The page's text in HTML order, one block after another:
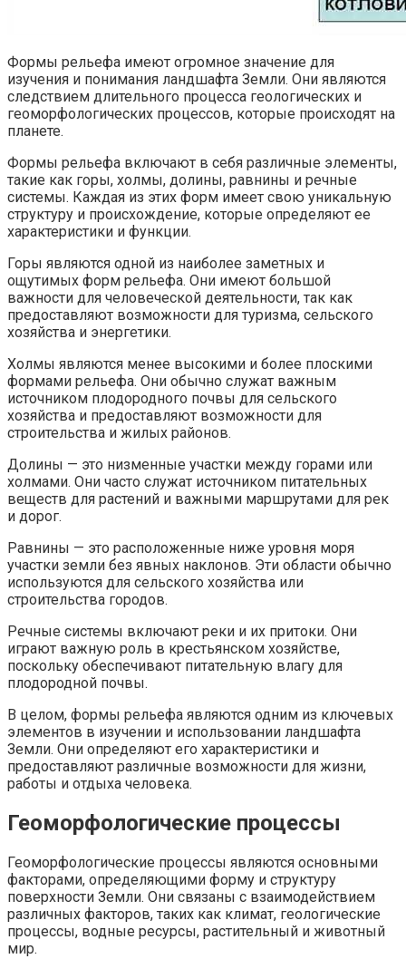
Формы рельефа имеют огромное значение для
изучения и понимания ландшафта Земли. Они являются
следствием длительного процесса геологических и
геоморфологических процессов, которые происходят на
планете.
Формы рельефа включают в себя различные элементы,
такие как горы, холмы, долины, равнины и речные
системы. Каждая из этих форм имеет свою уникальную
структуру и происхождение, которые определяют ее
характеристики и функции.
Горы являются одной из наиболее заметных и
ощутимых форм рельефа. Они имеют большой
важности для человеческой деятельности, так как
предоставляют возможности для туризма, сельского
хозяйства и энергетики.
Холмы являются менее высокими и более плоскими
формами рельефа. Они обычно служат важным
источником плодородного почвы для сельского
хозяйства и предоставляют возможности для
строительства и жилых районов.
Долины — это низменные участки между горами или
холмами. Они часто служат источником питательных
веществ для растений и важными маршрутами для рек
и дорог.
Равнины — это расположенные ниже уровня моря
участки земли без явных наклонов. Эти области обычно
используются для сельского хозяйства или
строительства городов.
Речные системы включают реки и их притоки. Они
играют важную роль в крестьянском хозяйстве,
поскольку обеспечивают питательную влагу для
плодородной почвы.
В целом, формы рельефа являются одним из ключевых
элементов в изучении и использовании ландшафта
Земли. Они определяют его характеристики и
предоставляют различные возможности для жизни,
работы и отдыха человека.
Геоморфологические процессы
Геоморфологические процессы являются основными
факторами, определяющими форму и структуру
поверхности Земли. Они связаны с взаимодействием
различных факторов, таких как климат, геологические
процессы, водные ресурсы, растительный и животный
мир.